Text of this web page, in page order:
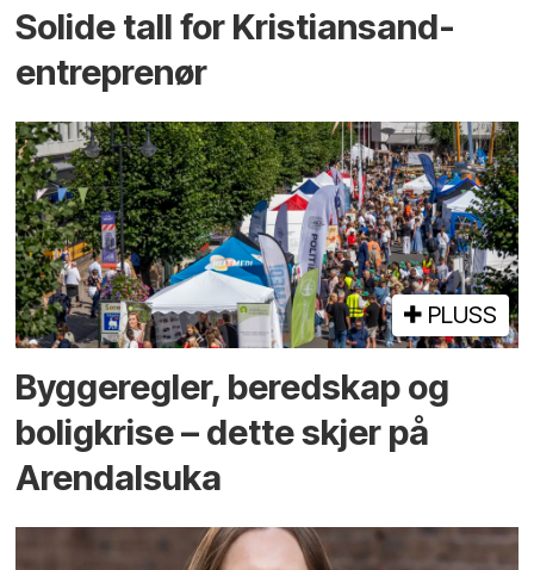
Solide tall for Kristiansand-
entreprenør
PLUSS
Bygge­regler, beredskap og
bolig­krise – dette skjer på
Arendals­uka